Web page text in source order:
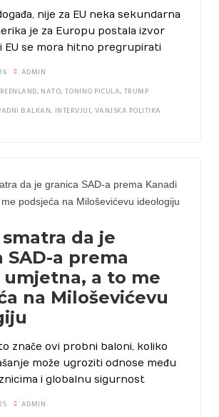
nije za EU neka sekundarna
je za Europu postala izvor
EU se mora hitno pregrupirati
ADMIN
, NATO, TONINO PICULA, TRUMP
BALKAN, INTERVJUI, VANJSKA POLITIKA
da je
SAD-a prema
umjetna, a to me
na Miloševićevu
znače ovi probni baloni, koliko
može ugroziti odnose među
i globalnu sigurnost
ADMIN